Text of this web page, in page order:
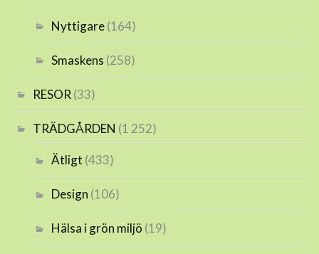
Nyttigare(164)
Smaskens (258)
RESOR (33)
TRÄDGÅRDEN (1 252)
Ätligt (433)
Design (106)
Hälsa i grön miljö (19)